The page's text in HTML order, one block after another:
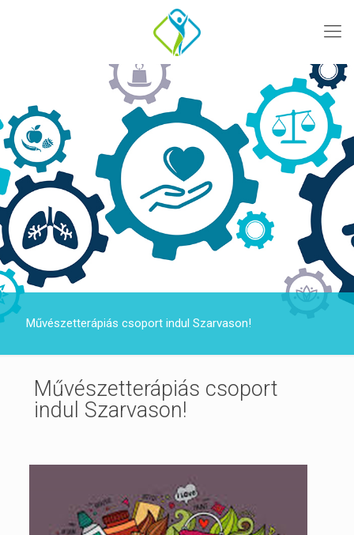
Művészetterápiás csoport indul Szarvason!
Művészetterápiás csoport
indul Szarvason!